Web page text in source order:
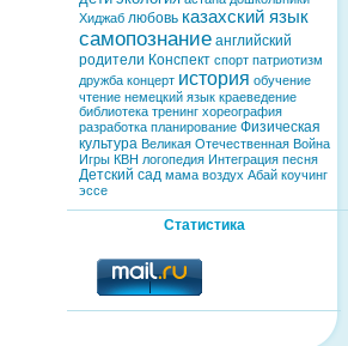
Хиджаб любовь казахский язык
самопознание английский
родители Конспект спорт патриотизм
дружба концерт история обучение
чтение немецкий язык краеведение
библиотека тренинг хореография
разработка планирование Физическая
культура Великая Отечественная Война
Игры КВН логопедия Интеграция песня
Детский сад мама воздух Абай коучинг
эссе
Статистика